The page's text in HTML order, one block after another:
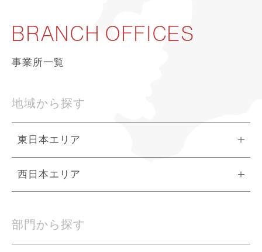
BRANCH OFFICES
事業所一覧
地域から探す
東日本エリア
西日本エリア
部門から探す